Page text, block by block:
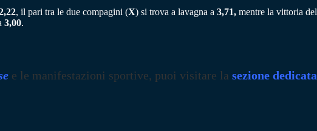
, il pari tra le due compagini (X) si trova a lavagna a 3,71, mentre la vittoria del
3,00.
e le manifestazioni sportive, puoi visitare la sezione dedicata